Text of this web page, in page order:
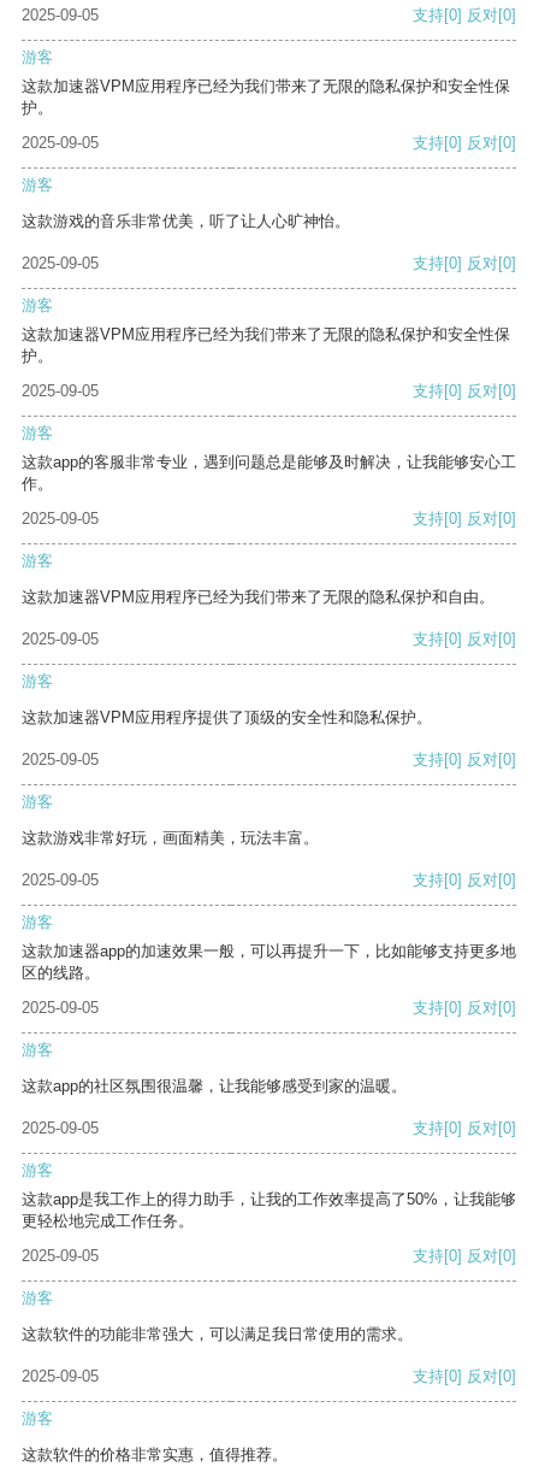
2025-09-05 支持[0] 反对[0]
游客
这款加速器VPM应用程序已经为我们带来了无限的隐私保护和安全性保
护。
2025-09-05
支持[0] 反对[0]
游客
这款游戏的音乐非常优美，听了让人心旷神怡。
2025-09-05 支持[0] 反对[0]
游客
这款加速器VPM应用程序已经为我们带来了无限的隐私保护和安全性保
护。
2025-09-05
支持[0] 反对[0]
游客
这款app的客服非常专业，遇到问题总是能够及时解决，让我能够安心工
作。
2025-09-05
支持[0] 反对[0]
游客
这款加速器VPM应用程序已经为我们带来了无限的隐私保护和自由。
2025-09-05 支持[0] 反对[0]
游客
这款加速器VPM应用程序提供了顶级的安全性和隐私保护。
2025-09-05 支持[0] 反对[0]
游客
这款游戏非常好玩，画面精美，玩法丰富。
2025-09-05 支持[0] 反对[0]
游客
这款加速器app的加速效果一般，可以再提升一下，比如能够支持更多地
区的线路。
2025-09-05
支持[0] 反对[0]
游客
这款app的社区氛围很温馨，让我能够感受到家的温暖。
2025-09-05 支持[0] 反对[0]
游客
这款app是我工作上的得力助手，让我的工作效率提高了50%，让我能够
更轻松地完成工作任务。
2025-09-05
支持[0] 反对[0]
游客
这款软件的功能非常强大，可以满足我日常使用的需求。
2025-09-05 支持[0] 反对[0]
游客
这款软件的价格非常实惠，值得推荐。